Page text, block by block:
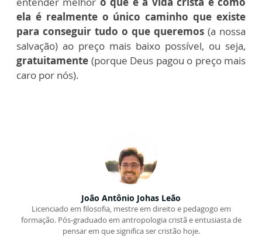
ela é realmente o único caminho que existe
para conseguir tudo o que queremos (a nossa
salvação) ao preço mais baixo possível, ou seja,
gratuitamente (porque Deus pagou o preço mais
caro por nós).
João Antônio Johas Leão
Licenciado em filosofia, mestre em direito e pedagogo em
formação. Pós-graduado em antropologia cristã e entusiasta de
pensar em que significa ser cristão hoje.